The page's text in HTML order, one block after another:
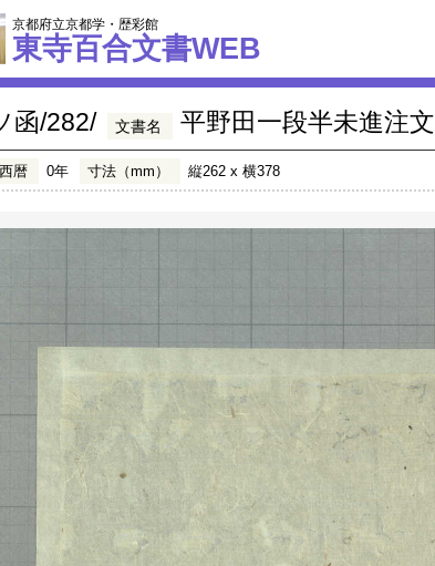
京都府立京都学・歴彩館
東寺百合文書WEB
函/282/ 文書名 平野田一段半未進注文
西暦 0年 寸法（mm） 縦262 x 横378